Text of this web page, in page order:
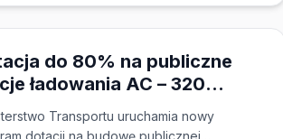
do 80% na publiczne
ładowania AC – 320
CZK do wykorzystania!
Transportu uruchamia nowy
dotacji na budowę publicznej